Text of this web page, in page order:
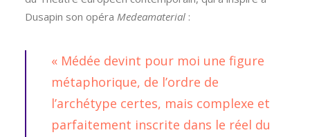
Dusapin son opéra Medeamaterial :
« Médée devint pour moi une figure
métaphorique, de l’ordre de
l’archétype certes, mais complexe et
parfaitement inscrite dans le réel du